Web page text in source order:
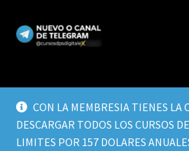
CON LA MEMBRESIA TIENES LA
DESCARGAR TODOS LOS CURSOS
LIMITES POR 157 DOLARES
© CURSOS DIGITALEX 2026